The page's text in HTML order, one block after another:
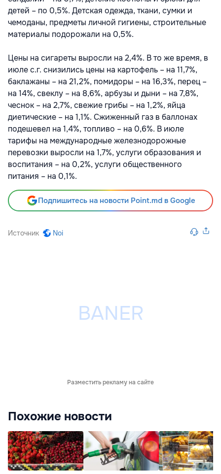
детей – по 0,5%. Детская одежда, ткани, сумки и
чемоданы, предметы личной гигиены, строительные
материалы подорожали на 0,5%.
Цены на сигареты выросли на 2,4%. В то же время, в
июле с.г. снизились цены на картофель – на 11,7%,
баклажаны – на 21,2%, помидоры – на 16,3%, перец –
на 14%, свеклу – на 8,6%, арбузы и дыни – на 7,8%,
чеснок – на 2,7%, свежие грибы – на 1,2%, яйца
диетические – на 1,1%. Сжиженный газ в баллонах
подешевел на 1,4%, топливо – на 0,6%. В июле
тарифы на международные железнодорожные
перевозки выросли на 1,7%, услуги образования и
воспитания – на 0,2%, услуги общественного
питания – на 0,1%.
Подпишитесь на новости Point.md в Google
Источник Noi
Разместить рекламу на сайте
Похожие новости